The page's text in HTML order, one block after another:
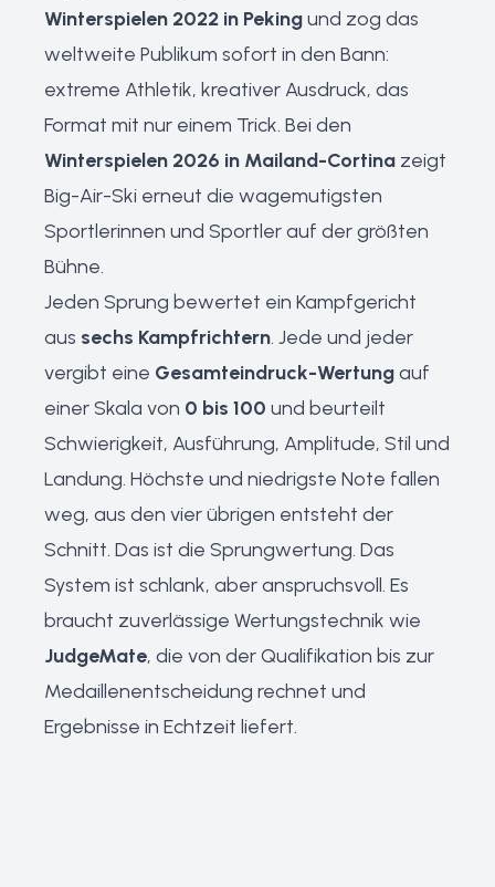
Winterspielen 2022 in Pekingund zog das
weltweite Publikum sofort in den Bann:
extreme Athletik, kreativer Ausdruck, das
Format mit nur einem Trick. Bei den
Winterspielen 2026 in Mailand-Cortina zeigt
Big-Air-Ski erneut die wagemutigsten
Sportlerinnen und Sportler auf der größten
Bühne.
Jeden Sprung bewertet ein Kampfgericht
aus sechs Kampfrichtern. Jede und jeder
vergibt eine Gesamteindruck-Wertungauf
einer Skala von 0 bis 100 und beurteilt
Schwierigkeit, Ausführung, Amplitude, Stil und
Landung. Höchste und niedrigste Note fallen
weg, aus den vier übrigen entsteht der
Schnitt. Das ist die Sprungwertung. Das
System ist schlank, aber anspruchsvoll. Es
braucht zuverlässige Wertungstechnik wie
JudgeMate, die von der Qualifikation bis zur
Medaillenentscheidung rechnet und
Ergebnisse in Echtzeit liefert.